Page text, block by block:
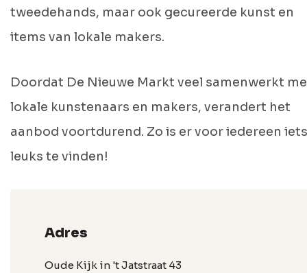
tweedehands, maar ook gecureerde kunst en
items van lokale makers.
Doordat De Nieuwe Markt veel samenwerkt
lokale kunstenaars en makers, verandert het
aanbod voortdurend. Zo is er voor iedereen iets
leuks te vinden!
Adres
Oude Kijk in 't Jatstraat 43